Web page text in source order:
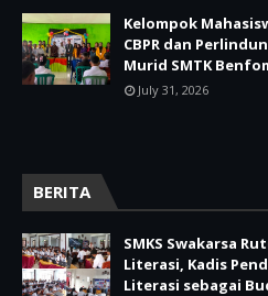
Kelompok
CBPR dan
Murid SMTK
July 31, 2026
BERITA
SMKS Swakarsa
Literasi, Kadis
Literasi sebagai